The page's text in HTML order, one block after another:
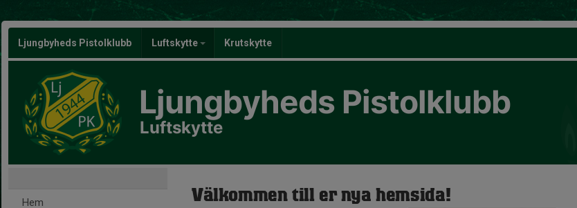
Ljungbyheds Pistolklubb Luftskytte Krutskytte
Ljungbyheds Pistolklubb
Luftskytte
Hem Välkommen till er nya hemsida!